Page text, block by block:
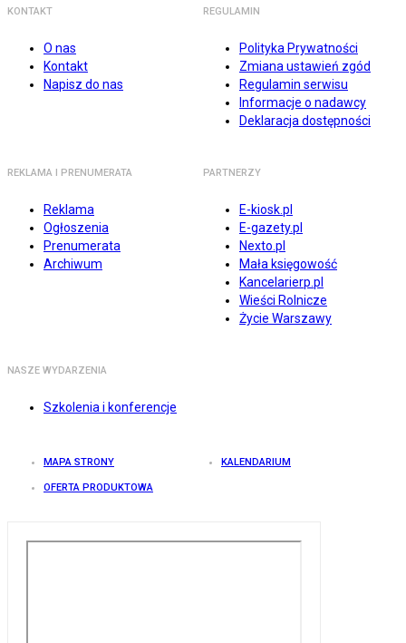
KONTAKT
O nas
Kontakt
Napisz do nas
REGULAMIN
Polityka Prywatności
Zmiana ustawień zgód
Regulamin serwisu
Informacje o nadawcy
Deklaracja dostępności
REKLAMA I PRENUMERATA
Reklama
Ogłoszenia
Prenumerata
Archiwum
PARTNERZY
E-kiosk.pl
E-gazety.pl
Nexto.pl
Mała księgowość
Kancelarierp.pl
Wieści Rolnicze
Życie Warszawy
NASZE WYDARZENIA
Szkolenia i konferencje
MAPA STRONY KALENDARIUM
OFERTA PRODUKTOWA